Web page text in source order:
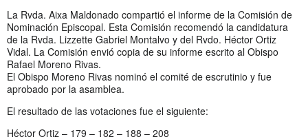
La Rvda. Aixa Maldonado compartió el informe de la Comisión de
Nominación Episcopal. Esta Comisión recomendó la candidatura
de la Rvda. Lizzette Gabriel Montalvo y del Rvdo. Héctor Ortiz
Vidal. La Comisión envió copia de su informe escrito al Obispo
Rafael Moreno Rivas.
El Obispo Moreno Rivas nominó el comité de escrutinio y fue
aprobado por la asamblea.
El resultado de las votaciones fue el siguiente:
Héctor Ortiz – 179 – 182 – 188 – 208